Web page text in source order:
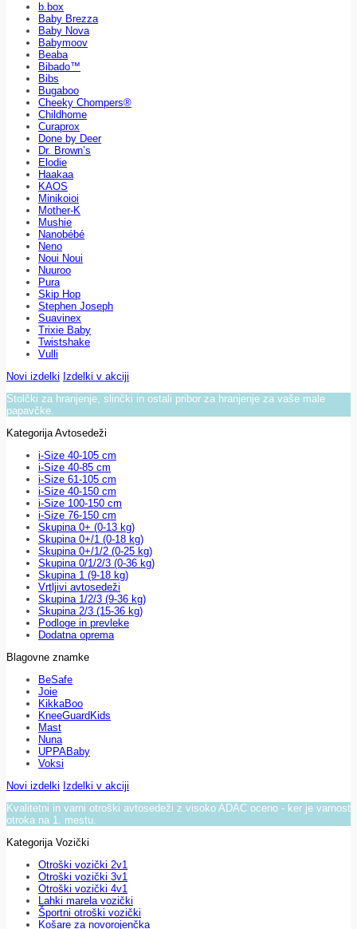
b.box
Baby Brezza
Baby Nova
Babymoov
Beaba
Bibado™
Bibs
Bugaboo
Cheeky Chompers®
Childhome
Curaprox
Done by Deer
Dr. Brown’s
Elodie
Haakaa
KAOS
Minikoioi
Mother-K
Mushie
Nanobébé
Neno
Noui Noui
Nuuroo
Pura
Skip Hop
Stephen Joseph
Suavinex
Trixie Baby
Twistshake
Vulli
Novi izdelki Izdelki v akciji
Stolčki za hranjenje, slinčki in ostali pribor za hranjenje za vaše male
papavčke.
Kategorija Avtosedeži
i-Size 40-105 cm
i-Size 40-85 cm
i-Size 61-105 cm
i-Size 40-150 cm
i-Size 100-150 cm
i-Size 76-150 cm
Skupina 0+ (0-13 kg)
Skupina 0+/1 (0-18 kg)
Skupina 0+/1/2 (0-25 kg)
Skupina 0/1/2/3 (0-36 kg)
Skupina 1 (9-18 kg)
Vrtljivi avtosedeži
Skupina 1/2/3 (9-36 kg)
Skupina 2/3 (15-36 kg)
Podloge in prevleke
Dodatna oprema
Blagovne znamke
BeSafe
Joie
KikkaBoo
KneeGuardKids
Mast
Nuna
UPPABaby
Voksi
Novi izdelki Izdelki v akciji
Kvalitetni in varni otroški avtosedeži z visoko ADAC oceno - ker je varnost
otroka na 1. mestu.
Kategorija Vozički
Otroški vozički 2v1
Otroški vozički 3v1
Otroški vozički 4v1
Lahki marela vozički
Športni otroški vozički
Košare za novorojenčka